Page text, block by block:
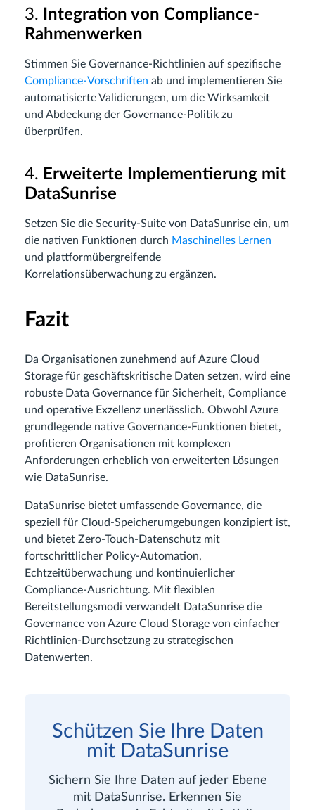
3.
Integration von Compliance-
Rahmenwerken
Stimmen Sie Governance-Richtlinien auf spezifische
Compliance-Vorschriften ab und implementieren Sie
automatisierte Validierungen, um die Wirksamkeit
und Abdeckung der Governance-Politik zu
überprüfen.
4. Erweiterte Implementierung mit
DataSunrise
Setzen Sie die Security-Suite von DataSunrise ein, um
die nativen Funktionen durch Maschinelles Lernen
und plattformübergreifende
Korrelationsüberwachung zu ergänzen.
Fazit
Da Organisationen zunehmend auf Azure Cloud
Storage für geschäftskritische Daten setzen, wird eine
robuste Data Governance für Sicherheit, Compliance
und operative Exzellenz unerlässlich. Obwohl Azure
grundlegende native Governance-Funktionen bietet,
profitieren Organisationen mit komplexen
Anforderungen erheblich von erweiterten Lösungen
wie DataSunrise.
DataSunrise bietet umfassende Governance, die
speziell für Cloud-Speicherumgebungen konzipiert ist,
und bietet Zero-Touch-Datenschutz mit
fortschrittlicher Policy-Automation,
Echtzeitüberwachung und kontinuierlicher
Compliance-Ausrichtung. Mit flexiblen
Bereitstellungsmodi verwandelt DataSunrise die
Governance von Azure Cloud Storage von einfacher
Richtlinien-Durchsetzung zu strategischen
Datenwerten.
Schützen Sie Ihre Daten
mit DataSunrise
Sichern Sie Ihre Daten auf jeder Ebene
mit DataSunrise. Erkennen Sie